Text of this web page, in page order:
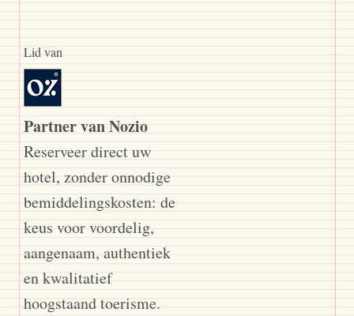
Lid van
Partner van Nozio
Reserveer direct uw
hotel, zonder onnodige
bemiddelingskosten: de
keus voor voordelig,
aangenaam, authentiek
en kwalitatief
hoogstaand toerisme.